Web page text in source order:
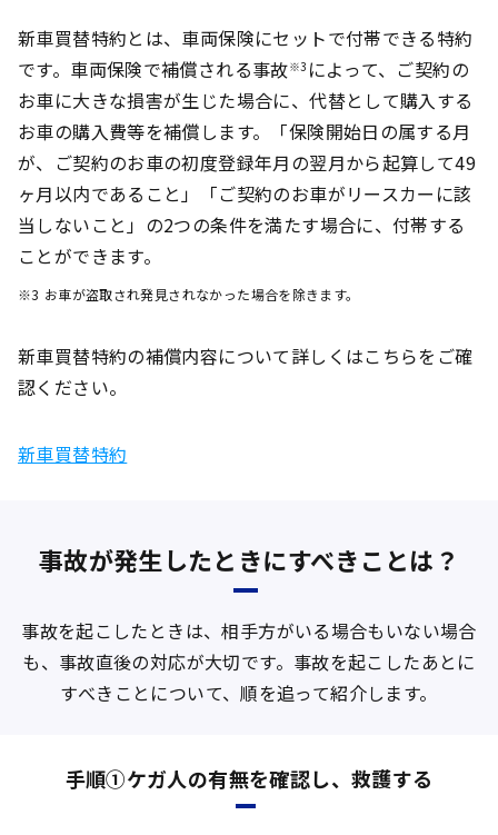
新車買替特約とは、車両保険にセットで付帯できる特約
です。車両保険で補償される事故※3 によって、ご契約の
お車に大きな損害が生じた場合に、代替として購入する
お車の購入費等を補償します。「保険開始日の属する月
が、ご契約のお車の初度登録年月の翌月から起算して49
ヶ月以内であること」「ご契約のお車がリースカーに該
当しないこと」の2つの条件を満たす場合に、付帯する
ことができます。
※3 お車が盗取され発見されなかった場合を除きます。
新車買替特約の補償内容について詳しくはこちらをご確
認ください。
新車買替特約
事故が発生したときにすべきことは？
事故を起こしたときは、相手方がいる場合もいない場合
も、事故直後の対応が大切です。事故を起こしたあとに
すべきことについて、順を追って紹介します。
手順①ケガ人の有無を確認し、救護する